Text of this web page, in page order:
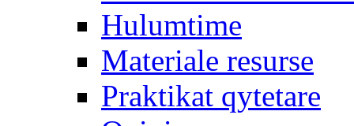
Hulumtime
Materiale resurse
Praktikat qytetare